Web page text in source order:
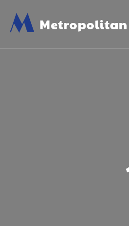
M Metropolitan